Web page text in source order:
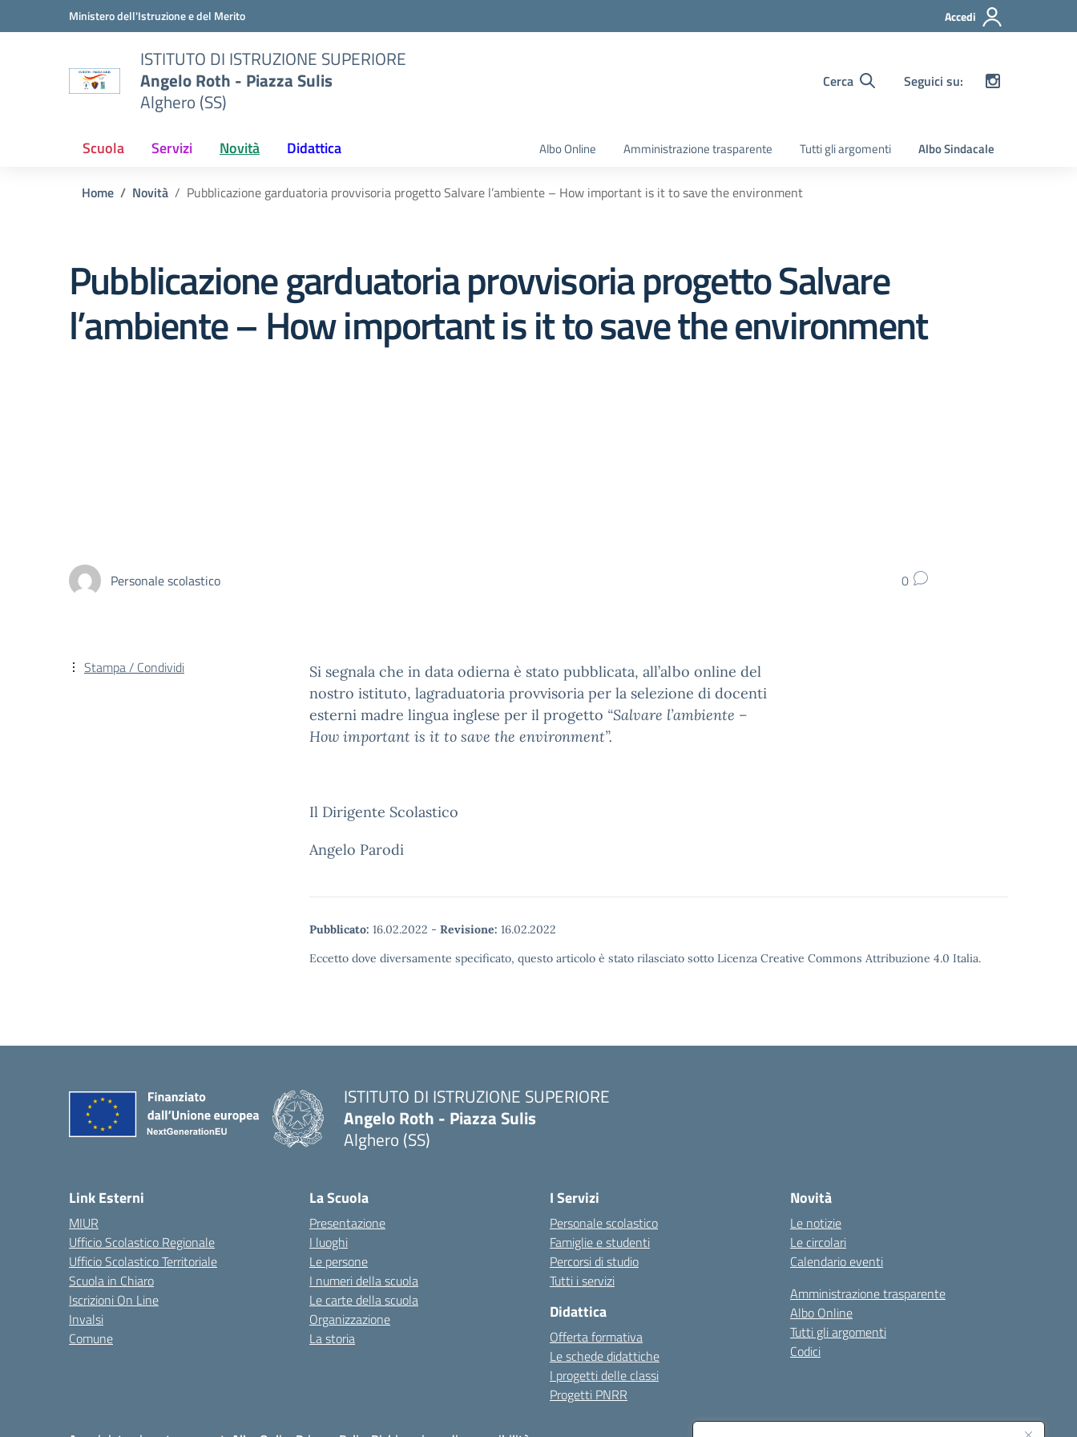
Vai ai contenuti
Vai al menu di navigazioneMinistero dell'Istruzione e del Merito Accedi
ISTITUTO DI ISTRUZIONE SUPERIORE
Angelo Roth - Piazza Sulis
Alghero (SS)
Cerca Seguici su:
Scuola Servizi Novità Didattica Albo Online Amministrazione trasparente Tutti gli argomenti Albo Sindacale
Home Novità Pubblicazione garduatoria provvisoria progetto Salvare l’ambiente – How important is it to save the environment
Pubblicazione garduatoria provvisoria progetto Salvare
l’ambiente – How important is it to save the environment
Personale scolastico 0
Si segnala che in data odierna è stato pubblicata, all’albo online del
nostro istituto, lagraduatoria provvisoria per la selezione di docenti
esterni madre lingua inglese per il progetto “Salvare l’ambiente –
How important is it to save the environment”.
Il Dirigente Scolastico
Angelo Parodi
Pubblicato: 16.02.2022 - Revisione: 16.02.2022
Eccetto dove diversamente specificato, questo articolo è stato rilasciato sotto Licenza Creative Commons Attribuzione 4.0 Italia.
Stampa / Condividi
ISTITUTO DI ISTRUZIONE SUPERIORE
Angelo Roth - Piazza Sulis
Alghero (SS)
Link Esterni
MIUR
Ufficio Scolastico Regionale
Ufficio Scolastico Territoriale
Scuola in Chiaro
Iscrizioni On Line
Invalsi
Comune
La Scuola
Presentazione
I luoghi
Le persone
I numeri della scuola
Le carte della scuola
Organizzazione
La storia
I Servizi
Personale scolastico
Famiglie e studenti
Percorsi di studio
Tutti i servizi
Didattica
Offerta formativa
Le schede didattiche
I progetti delle classi
Progetti PNRR
Novità
Le notizie
Le circolari
Calendario eventi
Amministrazione trasparente
Albo Online
Tutti gli argomenti
Codici